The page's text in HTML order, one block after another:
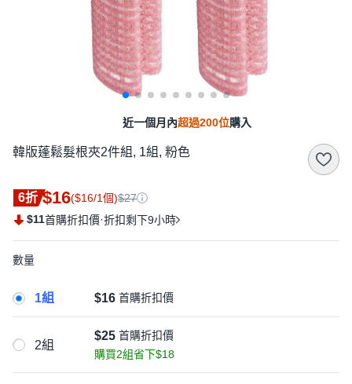
近一個月內超過200位購入
韓版蓬鬆髮根夾2件組, 1組, 粉色
6折 $16($16/1個)$27
$11首購折扣價·折扣剩下9小時
數量
1組 $16 首購折扣價
2組
$25 首購折扣價
購買2組省下$18